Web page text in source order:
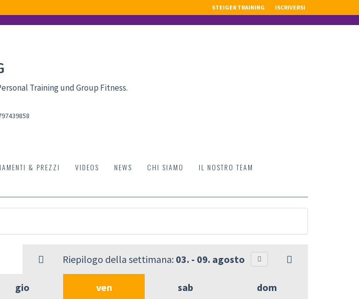
STEIGER TRAINING ISCRIVERSI
Training und Group Fitness.
& PREZZI VIDEOS NEWS CHI SIAMO
IL NOSTRO TEAM
Riepilogo della settimana: 03. - 09. agosto
gio
ven
sab
dom